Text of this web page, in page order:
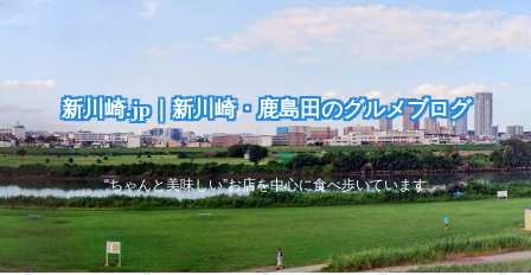
新川崎.jp｜新川崎・鹿島田のグルメブログ
“ちゃんと美味しい”お店を中心に食べ歩いています